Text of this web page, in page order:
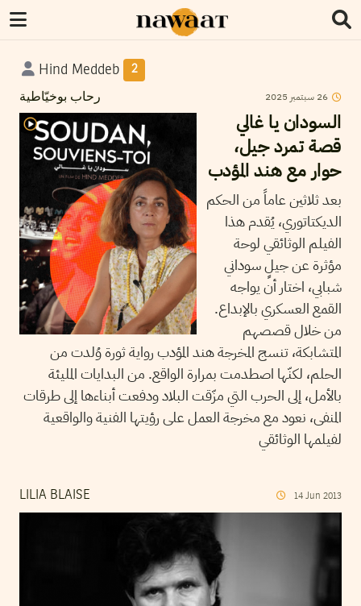
Hind Meddeb 2
رحاب بوخيّاطية 26 سبتمبر 2025
السودان يا غالي
قصة تمرد جيل،
حوار مع هند المؤدب
بعد ثلاثين عاماً من الحكم
الديكتاتوري، يُقدم هذا
الفيلم الوثائقي لوحة
مؤثرة عن جيلٍ سوداني
شبابي، اختار أن يواجه
القمع العسكري بالإبداع.
من خلال قصصهم
المتشابكة، تنسج المخرجة هند المؤدب رواية ثورة وُلدت من
الحلم، لكنّها اصطدمت بمرارة الواقع. من البدايات المليئة
بالأمل، إلى الحرب التي مزّقت البلاد ودفعت أبناءها إلى طرقات
المنفى، نعود مع مخرجة العمل على رؤيتها الفنية والواقعية
لفيلمها الوثائقي
LILIA BLAISE 14 Jun 2013